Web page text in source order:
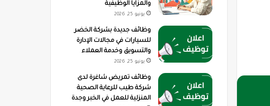
والمزايا الوظيفية
يونيو 25, 2026
وظائف جديدة بشركة الخضر
للسيارات في مجالات الإدارة
والتسويق وخدمة العملاء
يونيو 25, 2026
وظائف تمريض شاغرة لدى
شركة طيب للرعاية الصحية
المنزلية للعمل في الخبر وجدة